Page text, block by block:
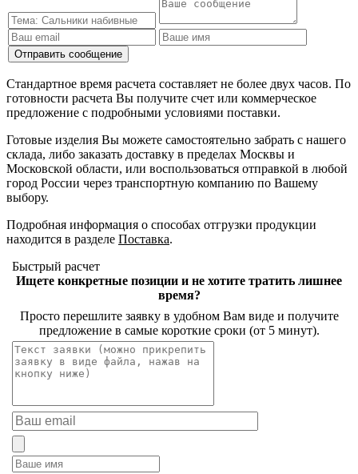
Стандартное время расчета составляет не более двух часов. По
готовности расчета Вы получите счет или коммерческое
предложение с подробными условиями поставки.
Готовые изделия Вы можете самостоятельно забрать с нашего
склада, либо заказать доставку в пределах Москвы и
Московской области, или воспользоваться отправкой в любой
город России через транспортную компанию по Вашему
выбору.
Подробная информация о способах отгрузки продукции
находится в разделе Поставка.
Быстрый расчет
Ищете конкретные позиции и не хотите тратить лишнее
время?
Просто перешлите заявку в удобном Вам виде и получите
предложение в самые короткие сроки (от 5 минут).